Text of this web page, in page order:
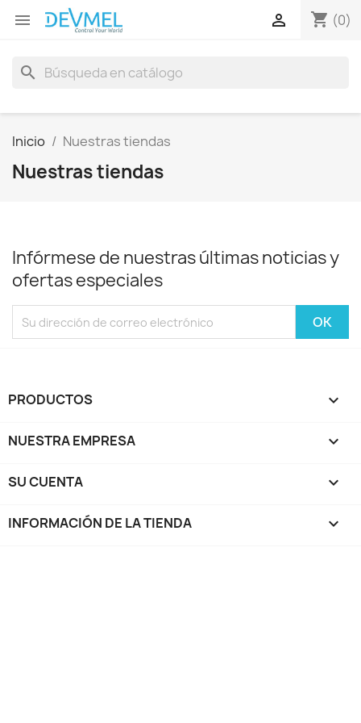
 shopping_cart (0)

search
Inicio Nuestras tiendas
Nuestras tiendas
Infórmese de nuestras últimas noticias y
ofertas especiales
PRODUCTOS 
NUESTRA EMPRESA 
SU CUENTA 
INFORMACIÓN DE LA TIENDA keyboard_arrow_down